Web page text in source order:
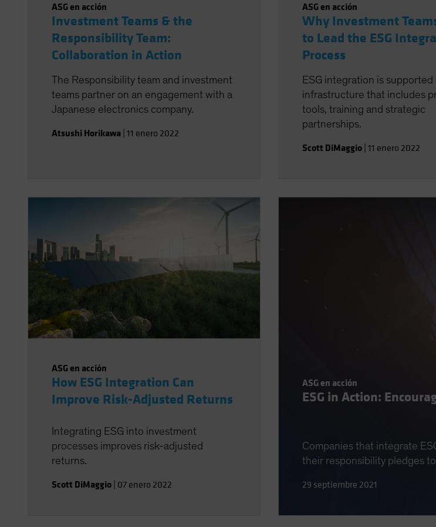
ASG en acción
Investment Teams & the
Responsibility Team:
Collaboration in Action
The Responsibility team and investment
teams partner on an engagement with a
Japanese electronics company.
Atsushi Horikawa 11 enero 2022
ASG en acción
Why Investment
to Lead the ESG
Process
ESG integration is supported
infrastructure that includes
tools, training and strategic
partnerships.
Scott DiMaggio| 11 enero 2022
ASG en acción
How ESG Integration Can
Improve Risk-Adjusted Returns
Integrating ESG into investment
processes improves risk-adjusted
returns.
Scott DiMaggio 07 enero 2022
ASG en acción
ESG in Action:
Companies that integrate
their responsibility pledges
29 septiembre 2021